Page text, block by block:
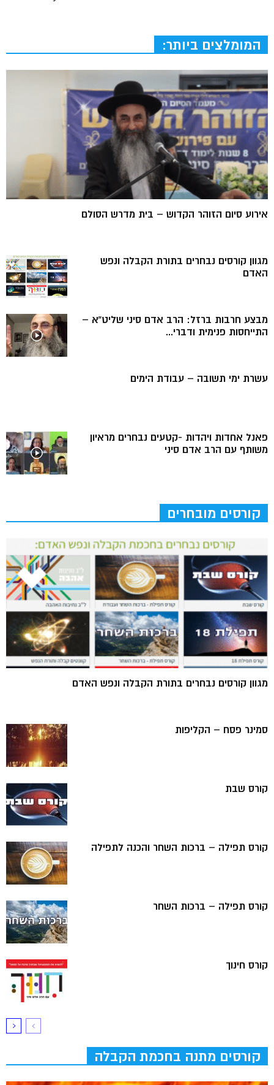
המומלצים ביותר:
אירוע סיום הזוהר הקדוש – בית מדרש הסולם
מגוון קורסים נבחרים בתורת הקבלה ונפש
האדם
מבצע חרבות ברזל: הרב אדם סיני שליט”א –
התייחסות פנימית ודברי...
עשרת ימי תשובה – עבודת הימים
פאנל אחדות ויהדות -קטעים נבחרים מראיון
משותף עם הרב אדם סיני
קורסים מובחרים
מגוון קורסים נבחרים בתורת הקבלה ונפש האדם
סמינר פסח – הקליפות
קורס שבת
קורס תפילה – ברכות השחר והכנה לתפילה
קורס תפילה – ברכות השחר
קורס חינוך
קורסים מתנה בחכמת הקבלה